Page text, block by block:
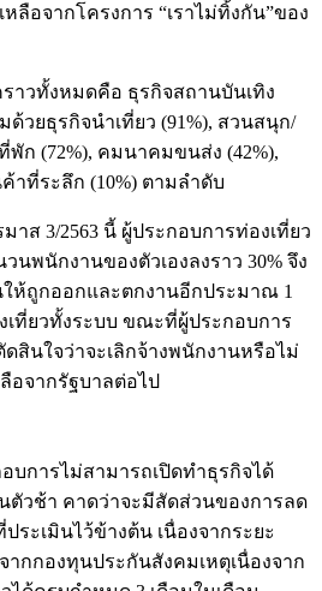
ลือจากโครงการ “เราไม่ทิ้งกัน”ของ
าวทั้งหมดคือ ธุรกิจสถานบันเทิง
ด้วยธุรกิจนำเที่ยว (91%), สวนสนุก/
พัก (72%), คมนาคมขนส่ง (42%),
าที่ระลึก (10%) ตามลำดับ
าส 3/2563 นี้ ผู้ประกอบการท่องเที่ยว
นพนักงานของตัวเองลงราว 30% จึง
ห้ถูกออกและตกงานอีกประมาณ 1
ที่ยวทั้งระบบ ขณะที่ผู้ประกอบการ
สินใจว่าจะเลิกจ้างพนักงานหรือไม่
อจากรัฐบาลต่อไป
บการไม่สามารถเปิดทำธุรกิจได้
ตัวช้า คาดว่าจะมีสัดส่วนของการลด
ระเมินไว้ข้างต้น เนื่องจากระยะ
ากกองทุนประกันสังคมเหตุเนื่องจาก